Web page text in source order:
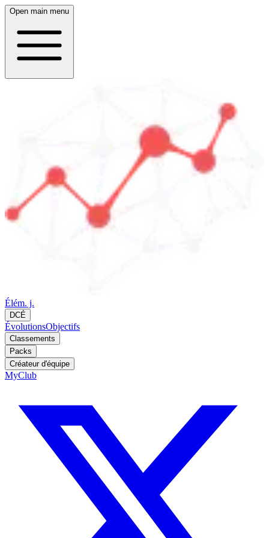
Open main menu
Élém. j.
DCÉ
ÉvolutionsObjectifs
Classements
Packs
Créateur d'équipe
MyClub